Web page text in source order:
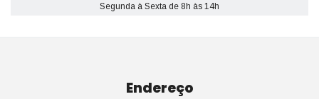
Segunda à Sexta de 8h às 14h
Endereço